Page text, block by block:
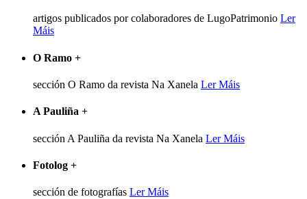
artigos publicados por colaboradores de LugoPatrimonio Ler
Máis
O Ramo +
sección O Ramo da revista Na Xanela Ler Máis
A Pauliña +
sección A Pauliña da revista Na Xanela Ler Máis
Fotolog +
sección de fotografías Ler Máis